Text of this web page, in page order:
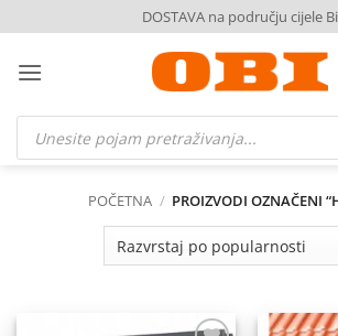
to
content
DOSTAVA na području cijele
Products
search
POČETNA / PROIZVODI OZNAČENI